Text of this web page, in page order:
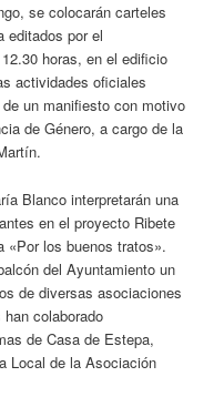
se colocarán carteles
editados por el
horas, en el edificio
actividades oficiales
un manifiesto con motivo
de Género, a cargo de la
Blanco interpretarán una
en el proyecto Ribete
«Por los buenos tratos».
del Ayuntamiento un
de diversas asociaciones
colaborado
de Casa de Estepa,
Local de la Asociación